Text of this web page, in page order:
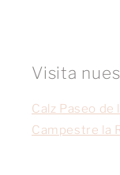
Visita
Calz Paseo de
Campestre la